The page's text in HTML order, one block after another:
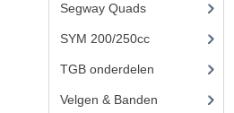
Segway Quads(6)
SYM 200/250cc(15)
TGB onderdelen
Velgen & Banden